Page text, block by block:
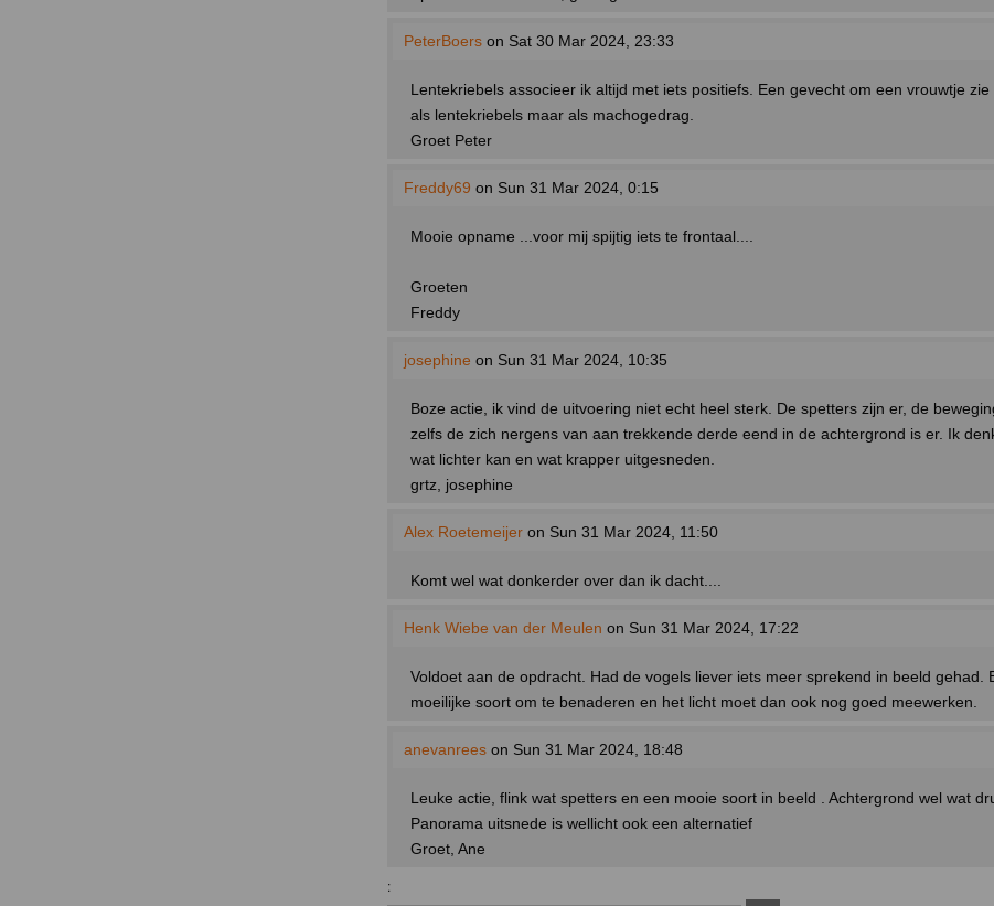
PeterBoers on Sat 30 Mar 2024, 23:33
Lentekriebels associeer ik altijd met iets positiefs. Een gevecht om een vrouwtje
als lentekriebels maar als machogedrag.
Groet Peter
Freddy69 on Sun 31 Mar 2024, 0:15
Mooie opname ...voor mij spijtig iets te frontaal....
Groeten
Freddy
josephine on Sun 31 Mar 2024, 10:35
Boze actie, ik vind de uitvoering niet echt heel sterk. De spetters zijn er, de
zelfs de zich nergens van aan trekkende derde eend in de achtergrond is er. Ik
wat lichter kan en wat krapper uitgesneden.
grtz, josephine
Alex Roetemeijer on Sun 31 Mar 2024, 11:50
Komt wel wat donkerder over dan ik dacht....
Henk Wiebe van der Meulen on Sun 31 Mar 2024, 17:22
Voldoet aan de opdracht. Had de vogels liever iets meer sprekend in beeld gehad.
moeilijke soort om te benaderen en het licht moet dan ook nog goed meewerken.
anevanrees on Sun 31 Mar 2024, 18:48
Leuke actie, flink wat spetters en een mooie soort in beeld . Achtergrond wel wat
Panorama uitsnede is wellicht ook een alternatief
Groet, Ane
: